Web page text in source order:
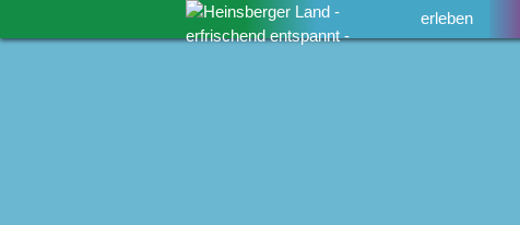
erleben